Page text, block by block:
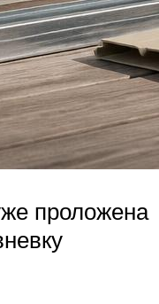
проложена